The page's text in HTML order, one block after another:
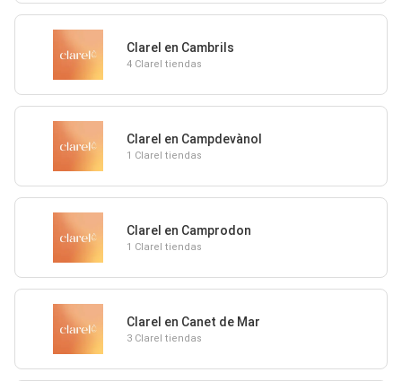
Clarel en Cambrils
4 Clarel tiendas
Clarel en Campdevànol
1 Clarel tiendas
Clarel en Camprodon
1 Clarel tiendas
Clarel en Canet de Mar
3 Clarel tiendas